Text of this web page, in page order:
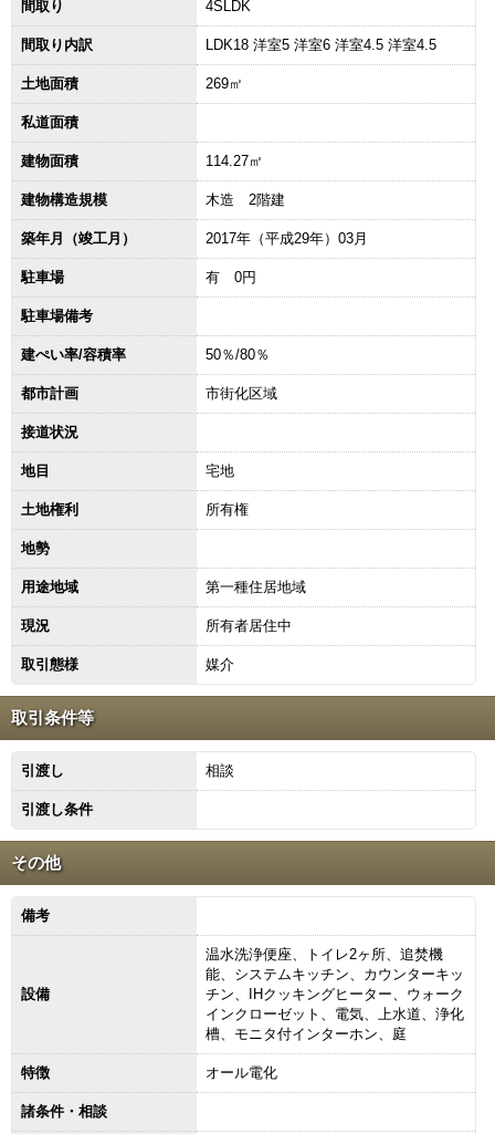
間取り 4SLDK
間取り内訳 LDK18 洋室5 洋室6 洋室4.5 洋室4.5
土地面積 269㎡
私道面積
建物面積 114.27㎡
建物構造規模 木造 2階建
築年月（竣工月） 2017年（平成29年）03月
駐車場 有 0円
駐車場備考
建ぺい率/容積率 50％/80％
都市計画 市街化区域
接道状況
地目 宅地
土地権利 所有権
地勢
用途地域 第一種住居地域
現況 所有者居住中
取引態様 媒介
取引条件等
引渡し 相談
引渡し条件
その他
備考
設備
温水洗浄便座、トイレ2ヶ所、追焚機
能、システムキッチン、カウンターキッ
チン、IHクッキングヒーター、ウォーク
インクローゼット、電気、上水道、浄化
槽、モニタ付インターホン、庭
特徴 オール電化
諸条件・相談